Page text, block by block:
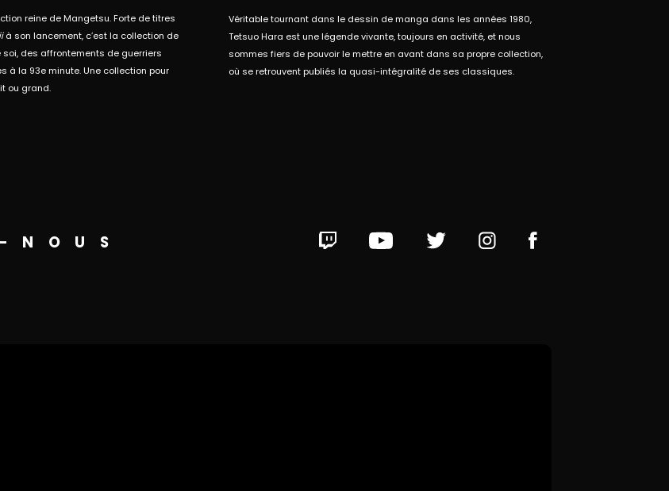
reine de Mangetsu. Forte de titres
à son lancement, c’est la collection de
des affrontements de guerriers
à la 93e minute. Une collection pour
ou grand.
Véritable tournant dans le dessin de manga dans les années 1980,
Tetsuo Hara est une légende vivante, toujours en activité, et nous
sommes fiers de pouvoir le mettre en avant dans sa propre collection,
où se retrouvent publiés la quasi-intégralité de ses classiques.
NOUS